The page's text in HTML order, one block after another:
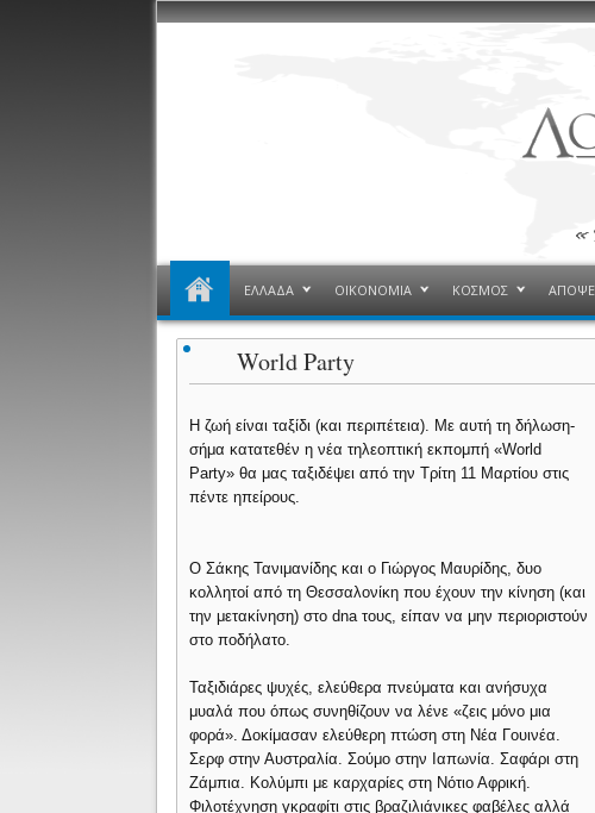
ΕΛΛΑΔΑ ΟΙΚΟΝΟΜΙΑ ΚΟΣΜΟΣ
World Party
Η ζωή είναι ταξίδι (και περιπέτεια). Με αυτή τη δήλωση-
σήμα κατατεθέν η νέα τηλεοπτική εκπομπή «World
Party» θα μας ταξιδέψει από την Τρίτη 11 Μαρτίου στις
πέντε ηπείρους.
Ο Σάκης Τανιμανίδης και ο Γιώργος Μαυρίδης, δυο
κολλητοί από τη Θεσσαλονίκη που έχουν την κίνηση (και
την μετακίνηση) στο dna τους, είπαν να μην περιοριστούν
στο ποδήλατο.
Ταξιδιάρες ψυχές, ελεύθερα πνεύματα και ανήσυχα
μυαλά που όπως συνηθίζουν να λένε «ζεις μόνο μια
φορά». Δοκίμασαν ελεύθερη πτώση στη Νέα Γουινέα.
Σερφ στην Αυστραλία. Σούμο στην Ιαπωνία. Σαφάρι στη
Ζάμπια. Κολύμπι με καρχαρίες στη Νότιο Αφρική.
Φιλοτέχνηση γκραφίτι στις βραζιλιάνικες φαβέλες αλλά